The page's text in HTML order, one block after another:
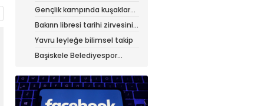
Gençlik kampında kuşaklar
buluştu
Bakırın libresi tarihi zirvesini
test ediyor
Yavru leyleğe bilimsel takip
Başiskele Belediyespor